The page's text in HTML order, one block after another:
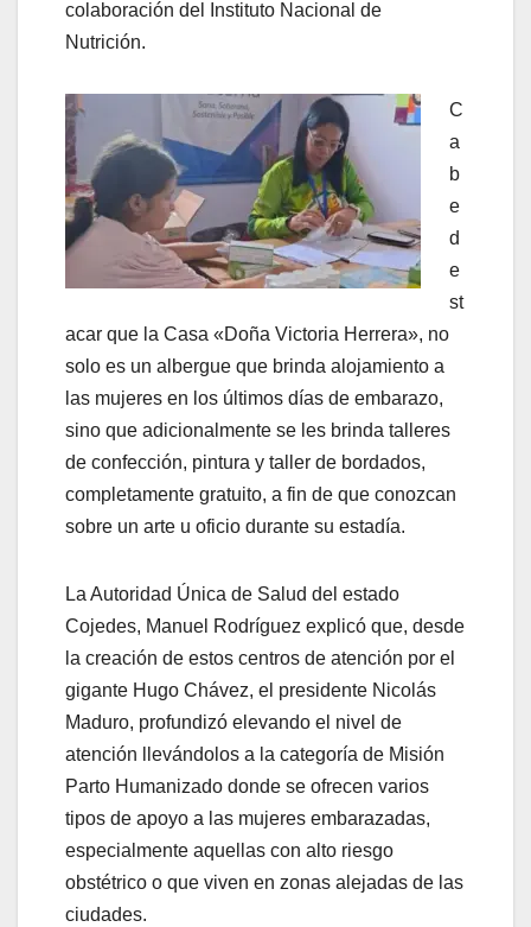
colaboración del Instituto Nacional de
Nutrición.
C
a
b
e
d
e
st
acar que la Casa «Doña Victoria Herrera», no
solo es un albergue que brinda alojamiento a
las mujeres en los últimos días de embarazo,
sino que adicionalmente se les brinda talleres
de confección, pintura y taller de bordados,
completamente gratuito, a fin de que conozcan
sobre un arte u oficio durante su estadía.
La Autoridad Única de Salud del estado
Cojedes, Manuel Rodríguez explicó que, desde
la creación de estos centros de atención por el
gigante Hugo Chávez, el presidente Nicolás
Maduro, profundizó elevando el nivel de
atención llevándolos a la categoría de Misión
Parto Humanizado donde se ofrecen varios
tipos de apoyo a las mujeres embarazadas,
especialmente aquellas con alto riesgo
obstétrico o que viven en zonas alejadas de las
ciudades.